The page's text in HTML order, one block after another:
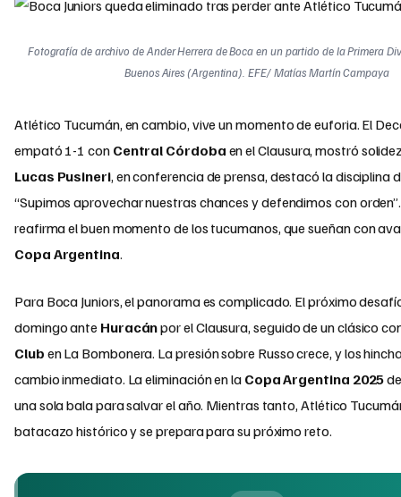
Fotografía de archivo de Ander Herrera de Boca en un partido de la Primera
Buenos Aires (Argentina). EFE/ Matías Martín Campaya
Atlético Tucumán, en cambio, vive un momento de euforia. El
empató 1-1 con Central Córdoba en el Clausura, mostró
Lucas Pusineri, en conferencia de prensa, destacó la disciplina
“Supimos aprovechar nuestras chances y defendimos con
reafirma el buen momento de los tucumanos, que sueñan con
Copa Argentina.
Para Boca Juniors, el panorama es complicado. El próximo
domingo ante Huracánpor el Clausura, seguido de un clásico
Club en La Bombonera. La presión sobre Russo crece, y los
cambio inmediato. La eliminación en la Copa Argentina 2025
una sola bala para salvar el año. Mientras tanto, Atlético
batacazo histórico y se prepara para su próximo reto.